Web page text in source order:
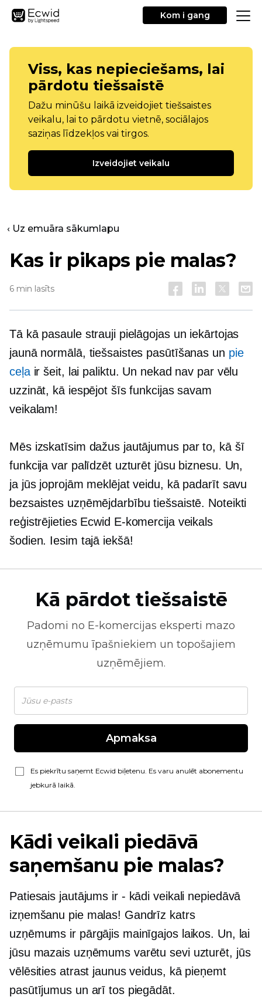
Kom i gang
Viss, kas nepieciešams, lai
pārdotu tiešsaistē
Dažu minūšu laikā izveidojiet tiešsaistes
veikalu, lai to pārdotu vietnē, sociālajos
saziņas līdzekļos vai tirgos.
Izveidojiet veikalu
‹ Uz emuāra sākumlapu
Kas ir pikaps pie malas?
6 min lasīts
Tā kā pasaule strauji pielāgojas un iekārtojas
jaunā normālā, tiešsaistes pasūtīšanas un pie
ceļair šeit, lai paliktu. Un nekad nav par vēlu
uzzināt, kā iespējot šīs funkcijas savam
veikalam!
Mēs izskatīsim dažus jautājumus par to, kā šī
funkcija var palīdzēt uzturēt jūsu biznesu. Un,
ja jūs joprojām meklējat veidu, kā padarīt savu
bezsaistes uzņēmējdarbību tiešsaistē. Noteikti
reģistrējieties Ecwid E-komercijaveikals
šodien. Iesim tajā iekšā!
Kā pārdot tiešsaistē
Padomi no E-komercijas eksperti mazo
uzņēmumu īpašniekiem un topošajiem
uzņēmējiem.
Apmaksa
Es piekrītu saņemt Ecwid biļetenu. Es varu anulēt abonementu
jebkurā laikā.
Kādi veikali piedāvā
saņemšanu pie malas?
Patiesais jautājums ir - kādi veikali nepiedāvā
izņemšanu pie malas! Gandrīz katrs
uzņēmums ir pārgājis mainīgajos laikos. Un, lai
jūsu mazais uzņēmums varētu sevi uzturēt, jūs
vēlēsities atrast jaunus veidus, kā pieņemt
pasūtījumus un arī tos piegādāt.